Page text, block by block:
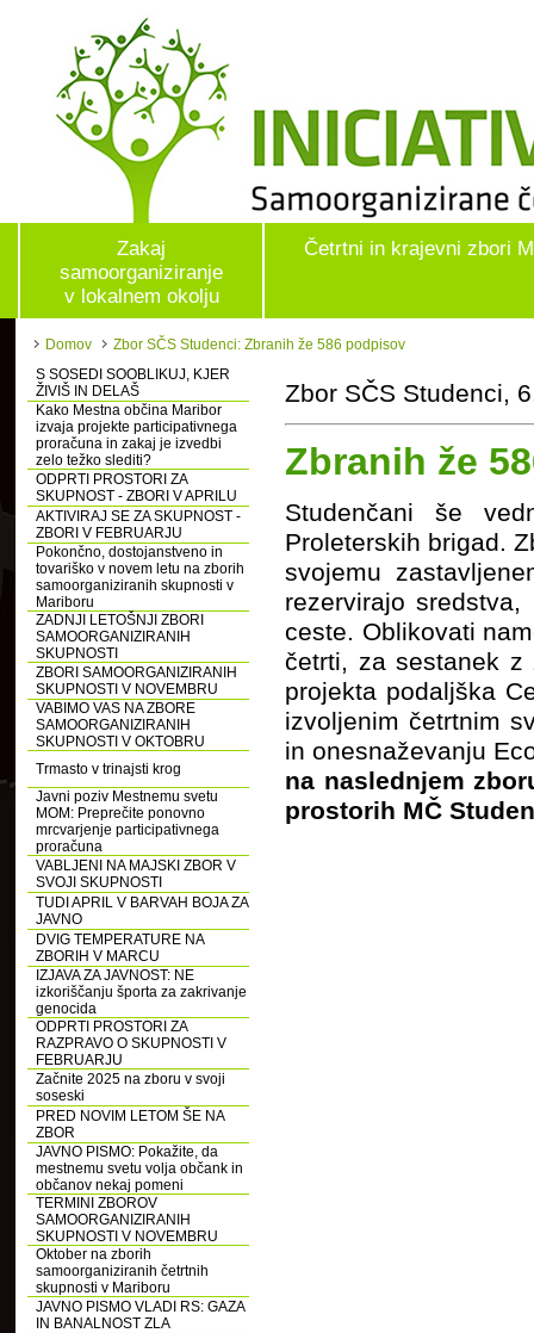
Zakaj
samoorganiziranje
v lokalnem okolju
Četrtni in krajevni zbori
Domov
Zbor SČS Studenci: Zbranih že 586 podpisov
S SOSEDI SOOBLIKUJ, KJER
ŽIVIŠ IN DELAŠ
Kako Mestna občina Maribor
izvaja projekte participativnega
proračuna in zakaj je izvedbi
zelo težko slediti?
ODPRTI PROSTORI ZA
SKUPNOST - ZBORI V APRILU
AKTIVIRAJ SE ZA SKUPNOST -
ZBORI V FEBRUARJU
Pokončno, dostojanstveno in
tovariško v novem letu na zborih
samoorganiziranih skupnosti v
Mariboru
ZADNJI LETOŠNJI ZBORI
SAMOORGANIZIRANIH
SKUPNOSTI
ZBORI SAMOORGANIZIRANIH
SKUPNOSTI V NOVEMBRU
VABIMO VAS NA ZBORE
SAMOORGANIZIRANIH
SKUPNOSTI V OKTOBRU
Trmasto v trinajsti krog
Javni poziv Mestnemu svetu
MOM: Preprečite ponovno
mrcvarjenje participativnega
proračuna
VABLJENI NA MAJSKI ZBOR V
SVOJI SKUPNOSTI
TUDI APRIL V BARVAH BOJA ZA
JAVNO
DVIG TEMPERATURE NA
ZBORIH V MARCU
IZJAVA ZA JAVNOST: NE
izkoriščanju športa za zakrivanje
genocida
ODPRTI PROSTORI ZA
RAZPRAVO O SKUPNOSTI V
FEBRUARJU
Začnite 2025 na zboru v svoji
soseski
PRED NOVIM LETOM ŠE NA
ZBOR
JAVNO PISMO: Pokažite, da
mestnemu svetu volja občank in
občanov nekaj pomeni
TERMINI ZBOROV
SAMOORGANIZIRANIH
SKUPNOSTI V NOVEMBRU
Oktober na zborih
samoorganiziranih četrtnih
skupnosti v Mariboru
JAVNO PISMO VLADI RS: GAZA
IN BANALNOST ZLA
Zbor SČS Studenci,
Zbranih že
Studenčani še
Proleterskih brigad.
svojemu
rezervirajo
ceste. Oblikovati
četrti, za sestanek z
projekta podaljška
izvoljenim četrtnim
in onesnaževanju
na naslednjem
prostorih MČ